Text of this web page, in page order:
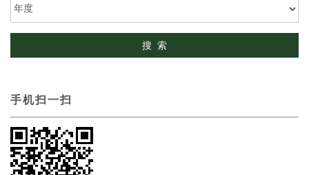
手机扫一扫